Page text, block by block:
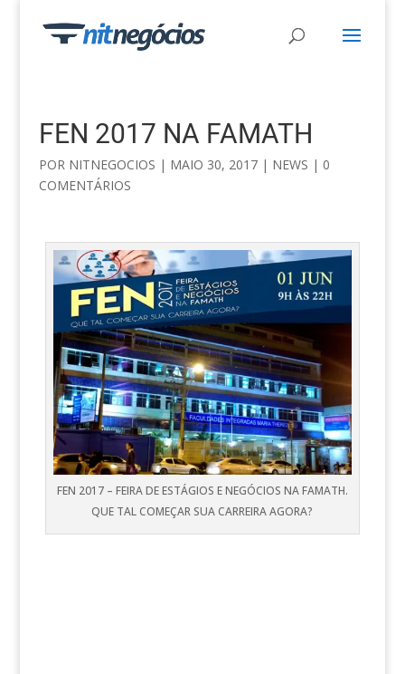
FEN 2017 NA FAMATH
POR NITNEGOCIOS | MAIO 30, 2017| NEWS | 0
COMENTÁRIOS
FEN 2017 – FEIRA DE ESTÁGIOS E NEGÓCIOS NA FAMATH.
QUE TAL COMEÇAR SUA CARREIRA AGORA?